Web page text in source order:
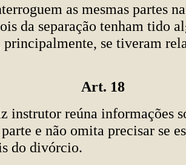
as mesmas partes
da separação tenham tido
principalmente, se tiveram
Art. 18
instrutor reúna informações
e não omita precisar se
do divórcio.